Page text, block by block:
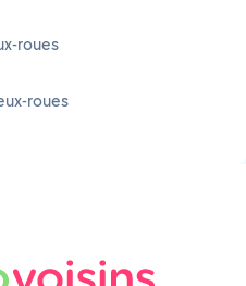
roues
roues